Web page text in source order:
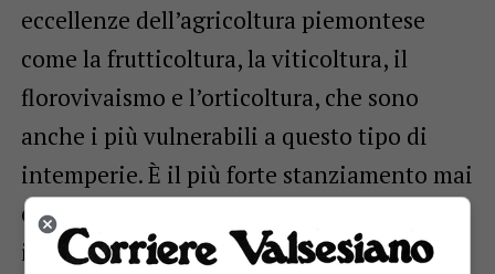
eccellenze dell’agricoltura piemontese
come la frutticoltura, la viticoltura, il
florovivaismo e l’orticoltura, che sono
anche i più vulnerabili a questo tipo di
intemperie. È il più forte stanziamento mai
erogato su questo fronte: per accelerare gli
interventi e dotare per tempo l’agricoltura